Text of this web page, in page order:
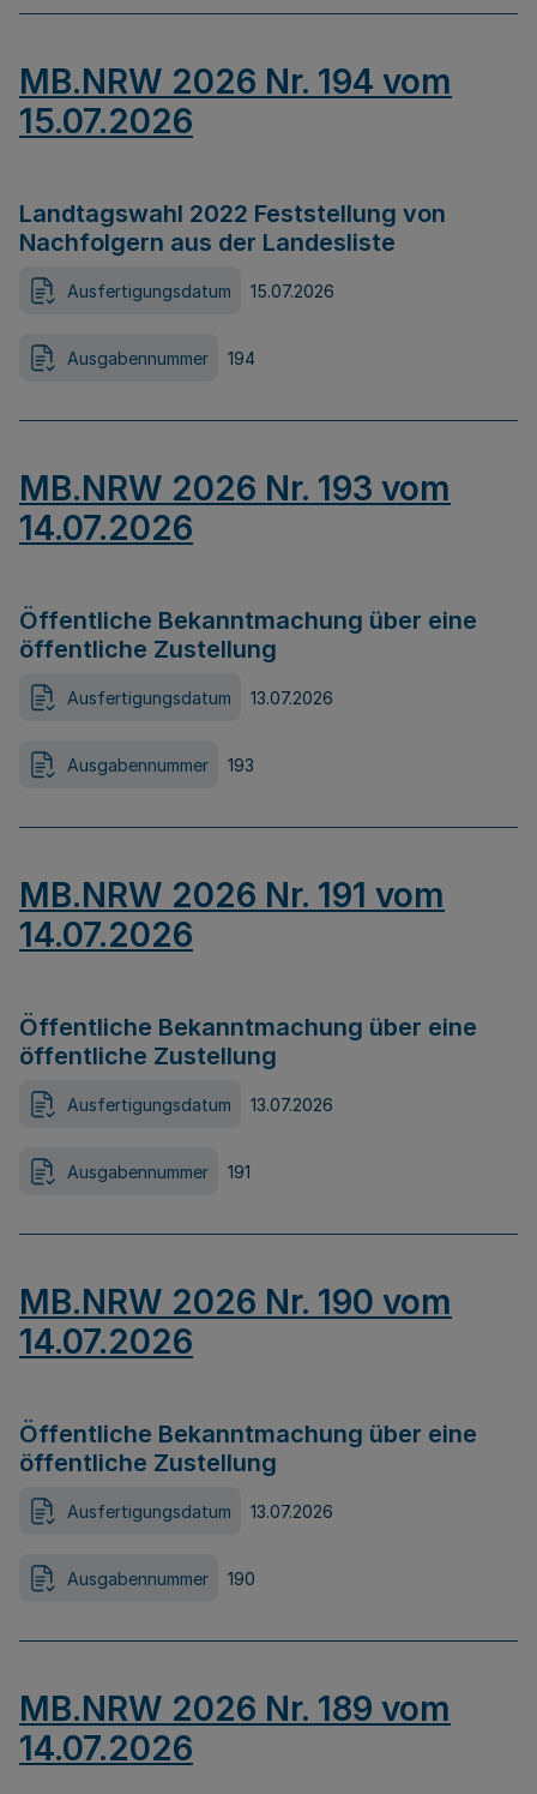
MB.NRW 2026 Nr. 194 vom
15.07.2026
Landtagswahl 2022 Feststellung von
Nachfolgern aus der Landesliste
Ausfertigungsdatum 15.07.2026
Ausgabennummer 194
MB.NRW 2026 Nr. 193 vom
14.07.2026
Öffentliche Bekanntmachung über eine
öffentliche Zustellung
Ausfertigungsdatum 13.07.2026
Ausgabennummer 193
MB.NRW 2026 Nr. 191 vom
14.07.2026
Öffentliche Bekanntmachung über eine
öffentliche Zustellung
Ausfertigungsdatum 13.07.2026
Ausgabennummer 191
MB.NRW 2026 Nr. 190 vom
14.07.2026
Öffentliche Bekanntmachung über eine
öffentliche Zustellung
Ausfertigungsdatum 13.07.2026
Ausgabennummer 190
MB.NRW 2026 Nr. 189 vom
14.07.2026